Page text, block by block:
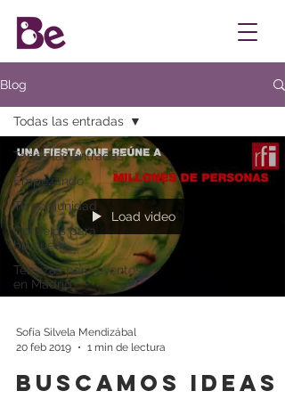
Blog
Todas las entradas
Empezando
Tu comunidad
Consejos para
bloguear
Terrazas para eventos
en Madrid
Todas las entradas
Load video
Sofía Silvela Mendizábal
20 feb 2019
1 min de lectura
Buscamos ideas